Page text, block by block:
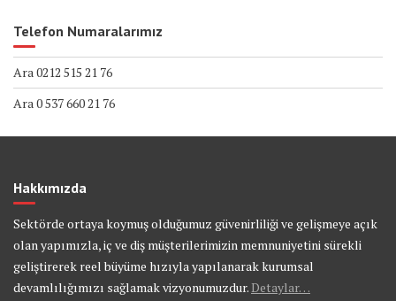
Telefon Numaralarımız
Ara 0212 515 21 76
Ara 0 537 660 21 76
Hakkımızda
Sektörde ortaya koymuş olduğumuz güvenirliliği ve gelişmeye açık
olan yapımızla, iç ve diş müşterilerimizin memnuniyetini sürekli
geliştirerek reel büyüme hızıyla yapılanarak kurumsal
devamlılığımızı sağlamak vizyonumuzdur. Detaylar…